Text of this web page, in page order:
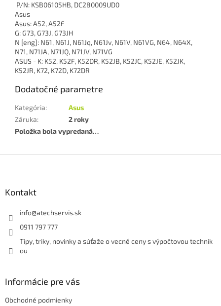
P/N: KSB06105HB, DC280009UD0
Asus
Asus: A52, A52F
G: G73, G73J, G73JH
N [eng]: N61, N61J, N61Jq, N61Jv, N61V, N61VG, N64, N64X,
N71, N71JA, N71JQ, N71JV, N71VG
ASUS - K: K52, K52F, K52DR, K52JB, K52JC, K52JE, K52JK,
K52JR, K72, K72D, K72DR
Dodatočné parametre
Kategória:
Asus
Záruka:
2 roky
Položka bola vypredaná…
Kontakt
info@atechservis.sk
0911 797 777
Tipy, triky, novinky a súťaže o vecné ceny s výpočtovou technik
ou
Informácie pre vás
Obchodné podmienky